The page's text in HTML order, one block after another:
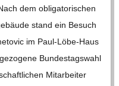
dem obli­ga­to­ri­schen
stand ein Besuch
im Paul-Löbe-Haus
Bun­des­tags­wahl
Mit­ar­bei­ter